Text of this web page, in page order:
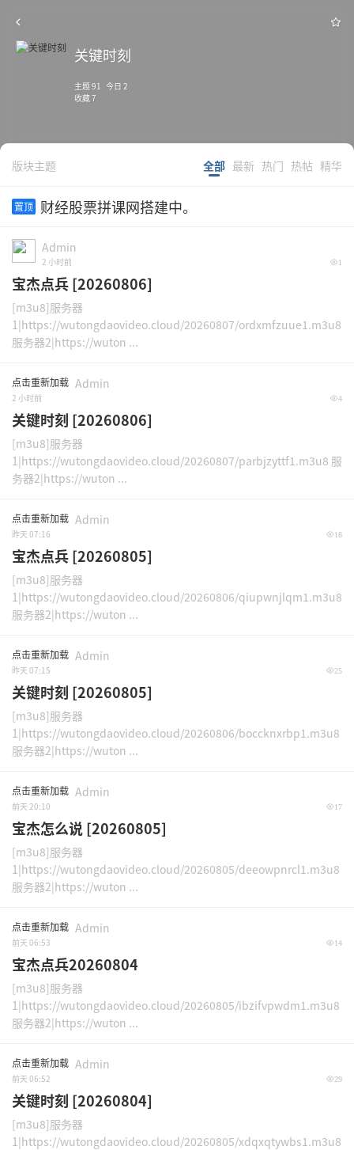
关键时刻
主题 91 今日 2
收藏 7
版块主题 全部 最新 热门 热帖 精华
置顶 财经股票拼课网搭建中。
Admin
2 小时前 1
宝杰点兵 [20260806]
[m3u8]服务器
1|https://wutongdaovideo.cloud/20260807/ordxmfzuue1.m3u8
服务器2|https://wuton ...
点击重新加载 Admin
2 小时前 4
关键时刻 [20260806]
[m3u8]服务器
1|https://wutongdaovideo.cloud/20260807/parbjzyttf1.m3u8 服
务器2|https://wuton ...
点击重新加载 Admin
昨天 07:16 18
宝杰点兵 [20260805]
[m3u8]服务器
1|https://wutongdaovideo.cloud/20260806/qiupwnjlqm1.m3u8
服务器2|https://wuton ...
点击重新加载 Admin
昨天 07:15 25
关键时刻 [20260805]
[m3u8]服务器
1|https://wutongdaovideo.cloud/20260806/boccknxrbp1.m3u8
服务器2|https://wuton ...
点击重新加载 Admin
前天 20:10 17
宝杰怎么说 [20260805]
[m3u8]服务器
1|https://wutongdaovideo.cloud/20260805/deeowpnrcl1.m3u8
服务器2|https://wuton ...
点击重新加载 Admin
前天 06:53 14
宝杰点兵20260804
[m3u8]服务器
1|https://wutongdaovideo.cloud/20260805/ibzifvpwdm1.m3u8
服务器2|https://wuton ...
点击重新加载 Admin
前天 06:52 29
关键时刻 [20260804]
[m3u8]服务器
1|https://wutongdaovideo.cloud/20260805/xdqxqtywbs1.m3u8